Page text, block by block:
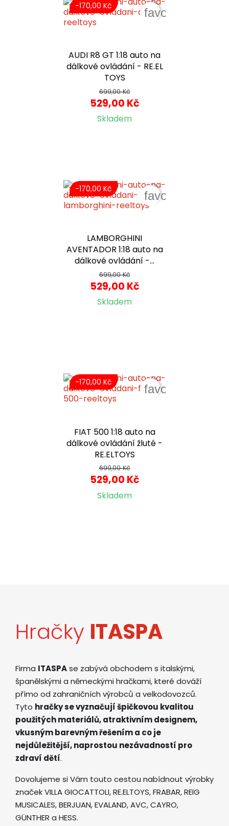
AUDI R8 GT 1:18 auto na
dálkové ovládání - RE.EL
TOYS
699,00 Kč
529,00 Kč
Skladem
-170,00 Kč
favorite_border
LAMBORGHINI
AVENTADOR 1:18 auto na
dálkové ovládání -...
699,00 Kč
529,00 Kč
Skladem
-170,00 Kč
favorite_border
FIAT 500 1:18 auto na
dálkové ovládání žluté -
RE.ELTOYS
699,00 Kč
529,00 Kč
Skladem
-170,00 Kč
favorite_border
Hračky ITASPA
Firma ITASPAse zabývá obchodem s italskými,
španělskými a německými hračkami, které dováží
přímo od zahraničních výrobců a velkodovozců.
Tyto hračky se vyznačují špičkovou kvalitou
použitých materiálů, atraktivním designem,
vkusným barevným řešením a co je
nejdůležitější, naprostou nezávadností pro
zdraví dětí.
Dovolujeme si Vám touto cestou nabídnout výrobky
značek VILLA GIOCATTOLI, RE.ELTOYS, FRABAR, REIG
MUSICALES, BERJUAN, EVALAND, AVC, CAYRO,
GÜNTHER a HESS.